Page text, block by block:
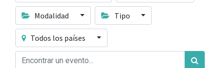
Modalidad Tipo
Todos los países